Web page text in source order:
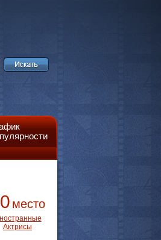
место
Актрисы